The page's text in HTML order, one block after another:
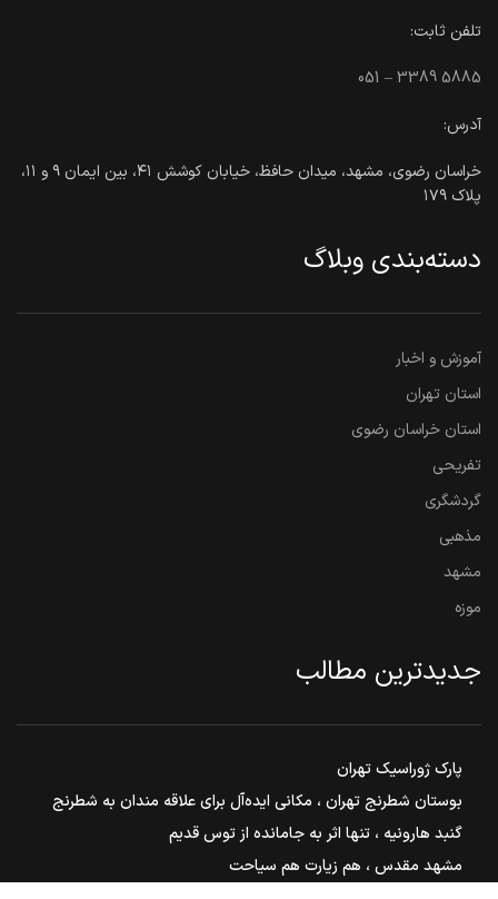
تلفن ثابت:
051 – 3389 5885
آدرس:
خراسان رضوی، مشهد، میدان حافظ، خیابان کوشش ۴۱، بین ایمان ۹ و ۱۱،
پلاک ۱۷۹
دسته‌بندی وبلاگ
آموزش و اخبار
استان تهران
استان خراسان رضوی
تفریحی
گردشگری
مذهبی
مشهد
موزه
جدیدترین مطالب
پارک ژوراسیک تهران
بوستان شطرنج تهران ، مکانی ایده‌آل برای علاقه مندان به شطرنج
گنبد هارونیه ، تنها اثر به جامانده از توس قدیم
مشهد مقدس ، هم زیارت هم سیاحت